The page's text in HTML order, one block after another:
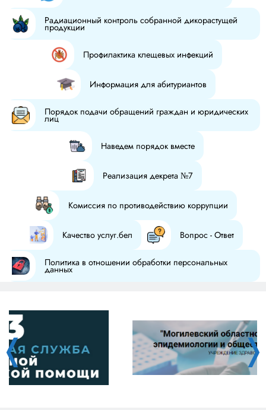
Радиационный контроль собранной дикорастущей
продукции
Профилактика клещевых инфекций
Информация для абитуриантов
Порядок подачи обращений граждан и юридических
лиц
Наведем порядок вместе
Реализация декрета №7
Комиссия по противодействию коррупции
Качество услуг.бел Вопрос - Ответ
Политика в отношении обработки персональных
данных
❬ ❭